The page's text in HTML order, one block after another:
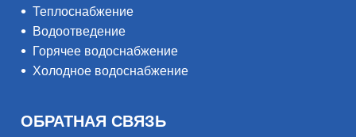
Теплоснабжение
Водоотведение
Горячее водоснабжение
Холодное водоснабжение
ОБРАТНАЯ СВЯЗЬ